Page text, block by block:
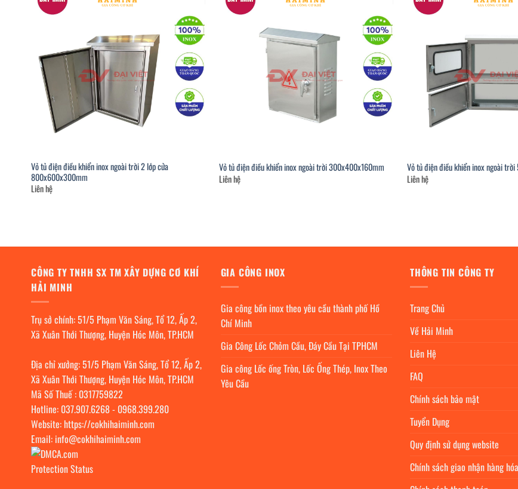
Vỏ tủ điện điều khiển inox ngoài trời 2 lớp cửa
800x600x300mm
Liên hệ
Vỏ tủ điện điều khiển inox ngoài trời 300x400x160mm
Liên hệ
Vỏ tủ điện điều khiển inox ngoài
Liên hệ
CÔNG TY TNHH SX TM XÂY DỰNG CƠ KHÍ
HẢI MINH
Trụ sở chính: 51/5 Phạm Văn Sáng, Tổ 12, Ấp 2,
Xã Xuân Thới Thượng, Huyện Hóc Môn, TP.HCM
Địa chỉ xưởng: 51/5 Phạm Văn Sáng, Tổ 12, Ấp 2,
Xã Xuân Thới Thượng, Huyện Hóc Môn, TP.HCM
Mã Số Thuế : 0317759822
Hotline: 037.907.6268- 0968.399.280
Website: https://cokhihaiminh.com
Email: info@cokhihaiminh.com
GIA CÔNG INOX
Gia công bồn inox theo yêu cầu thành phố Hồ
Chí Minh
Gia Công Lốc Chỏm Cầu, Đáy Cầu Tại TPHCM
Gia công Lốc ống Tròn, Lốc Ống Thép, Inox Theo
Yêu Cầu
THÔNG TIN CÔNG TY
Trang Chủ
Về Hải Minh
Liên Hệ
FAQ
Chính sách bảo mật
Tuyển Dụng
Quy định sử dụng website
Chính sách giao nhận hàng hóa